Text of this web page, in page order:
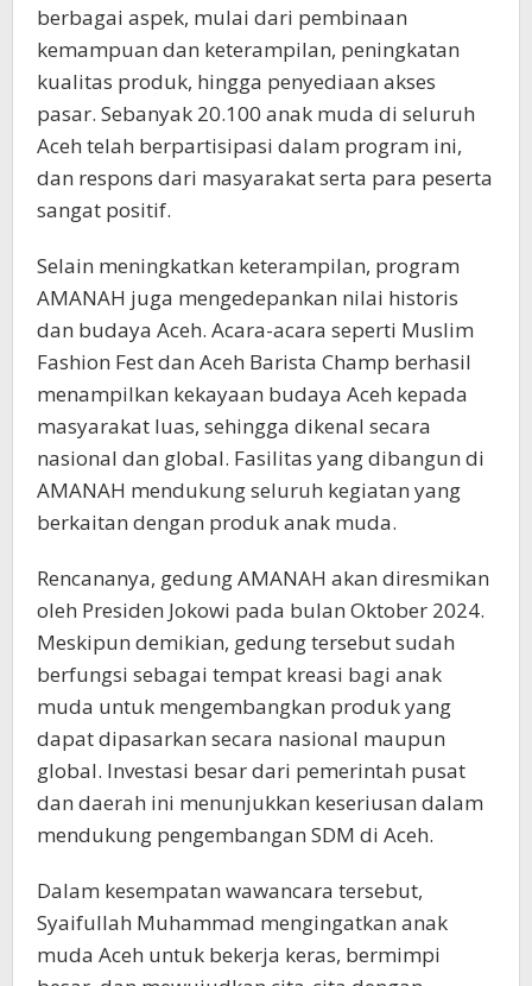
berbagai aspek, mulai dari pembinaan
kemampuan dan keterampilan, peningkatan
kualitas produk, hingga penyediaan akses
pasar. Sebanyak 20.100 anak muda di seluruh
Aceh telah berpartisipasi dalam program ini,
dan respons dari masyarakat serta para peserta
sangat positif.
Selain meningkatkan keterampilan, program
AMANAH juga mengedepankan nilai historis
dan budaya Aceh. Acara-acara seperti Muslim
Fashion Fest dan Aceh Barista Champ berhasil
menampilkan kekayaan budaya Aceh kepada
masyarakat luas, sehingga dikenal secara
nasional dan global. Fasilitas yang dibangun di
AMANAH mendukung seluruh kegiatan yang
berkaitan dengan produk anak muda.
Rencananya, gedung AMANAH akan diresmikan
oleh Presiden Jokowi pada bulan Oktober 2024.
Meskipun demikian, gedung tersebut sudah
berfungsi sebagai tempat kreasi bagi anak
muda untuk mengembangkan produk yang
dapat dipasarkan secara nasional maupun
global. Investasi besar dari pemerintah pusat
dan daerah ini menunjukkan keseriusan dalam
mendukung pengembangan SDM di Aceh.
Dalam kesempatan wawancara tersebut,
Syaifullah Muhammad mengingatkan anak
muda Aceh untuk bekerja keras, bermimpi